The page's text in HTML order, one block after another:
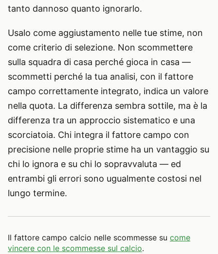
tanto dannoso quanto ignorarlo.
Usalo come aggiustamento nelle tue stime, non
come criterio di selezione. Non scommettere
sulla squadra di casa perché gioca in casa —
scommetti perché la tua analisi, con il fattore
campo correttamente integrato, indica un valore
nella quota. La differenza sembra sottile, ma è la
differenza tra un approccio sistematico e una
scorciatoia. Chi integra il fattore campo con
precisione nelle proprie stime ha un vantaggio su
chi lo ignora e su chi lo sopravvaluta — ed
entrambi gli errori sono ugualmente costosi nel
lungo termine.
Il fattore campo calcio nelle scommesse su come
vincere con le scommesse sul calcio.